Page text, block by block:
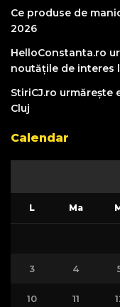
Ce produse de
2026
HelloConstanta.ro
noutățile de interes
StiriCJ.ro
Cluj
Calendar
L Ma
3 4
10 11